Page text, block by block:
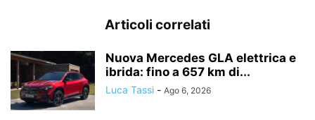
Articoli correlati
Nuova Mercedes GLA elettrica e
ibrida: fino a 657 km di...
Luca Tassi - Ago 6, 2026